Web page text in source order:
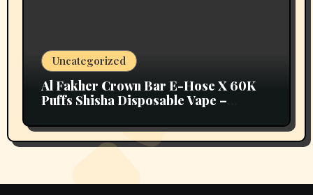
Uncategorized
Al Fakher Crown Bar E-Hose X 60K
Puffs Shisha Disposable Vape –